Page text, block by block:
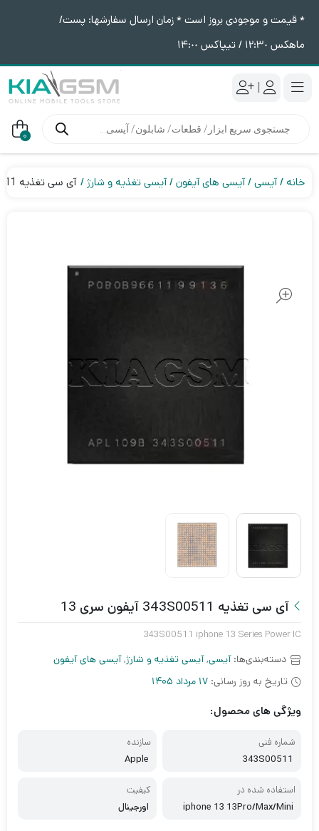
* قیمت و موجودی بروز است * زمان ارسال سفارشها: پست/
ماهکس ١٢:٣٠ / تیپاکس ١۴:٠٠
|
محصولات 0
خانه آیسی آیسی های آیفون آیسی تغذیه و شارژ آی سی تغذیه 343S00511 آیفون سری 13
آی سی تغذیه 343S00511 آیفون سری 13
343S00511 iphone 13 Series Power IC
دسته‌بندی‌ها:آیسی,آیسی تغذیه و شارژ,آیسی های آیفون
تاریخ به روز رسانی: 17 مرداد 1405
ویژگی های محصول:
شماره فنی
343S00511
سازنده
Apple
استفاده شده در
iphone 13 13Pro/Max/Mini
کیفیت
اورجینال